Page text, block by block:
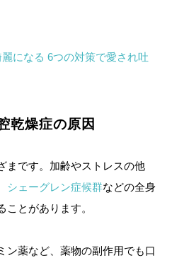
になる 6つの対策で愛され吐
乾燥症の原因
まです。加齢やストレスの他
シェーグレン症候群などの全身
とがあります。
ン薬など、薬物の副作用でも口